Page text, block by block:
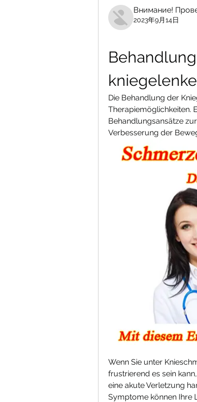
Внимание!
2023年9月14日
Die Behandlung der
Therapiemöglichkeiten.
Behandlungsansätze
Verbesserung der
Wenn Sie unter
frustrierend es sein
eine akute Verletzung
Symptome können Ihre